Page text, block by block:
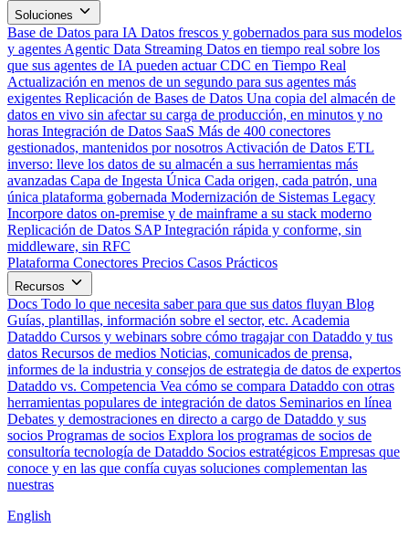
Soluciones
Base de Datos para IA Datos frescos y gobernados para sus modelos
y agentes Agentic Data Streaming Datos en tiempo real sobre los
que sus agentes de IA pueden actuar CDC en Tiempo Real
Actualización en menos de un segundo para sus agentes más
exigentes Replicación de Bases de Datos Una copia del almacén de
datos en vivo sin afectar su carga de producción, en minutos y no
horas Integración de Datos SaaS Más de 400 conectores
gestionados, mantenidos por nosotros Activación de Datos ETL
inverso: lleve los datos de su almacén a sus herramientas más
avanzadas Capa de Ingesta Única Cada origen, cada patrón, una
única plataforma gobernada Modernización de Sistemas Legacy
Incorpore datos on-premise y de mainframe a su stack moderno
Replicación de Datos SAP Integración rápida y conforme, sin
middleware, sin RFC
Plataforma Conectores Precios Casos Prácticos
Recursos
Docs Todo lo que necesita saber para que sus datos fluyan Blog
Guías, plantillas, información sobre el sector, etc. Academia
Dataddo Cursos y webinars sobre cómo tragajar con Dataddo y tus
datos Recursos de medios Noticias, comunicados de prensa,
informes de la industria y consejos de estrategia de datos de expertos
Dataddo vs. Competencia Vea cómo se compara Dataddo con otras
herramientas populares de integración de datos Seminarios en línea
Debates y demostraciones en directo a cargo de Dataddo y sus
socios Programas de socios Explora los programas de socios de
consultoría tecnología de Dataddo Socios estratégicos Empresas que
conoce y en las que confía cuyas soluciones complementan las
nuestras
English